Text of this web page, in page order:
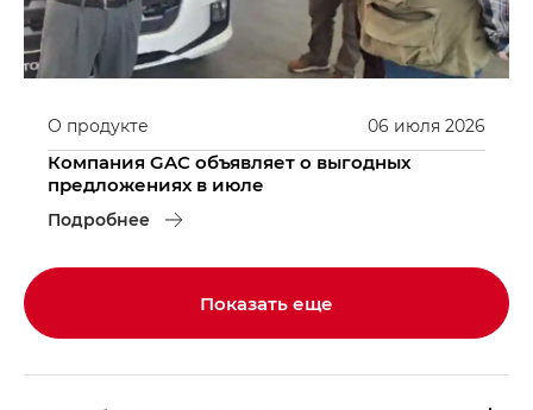
06 июля 2026
О продукте
Компания GAC объявляет о выгодных
предложениях в июле
Подробнее
Показать еще